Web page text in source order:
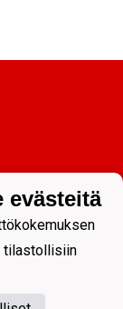
evästeitä
tilastollisiin